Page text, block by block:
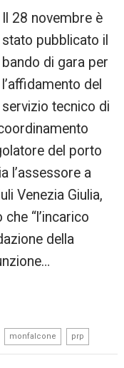
Il 28 novembre è
stato pubblicato il
bando di gara per
l’affidamento del
servizio tecnico di
del porto
l’assessore a
Venezia Giulia,
“l’incarico
della
monfalcone prp